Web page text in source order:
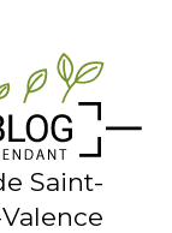
Saint-